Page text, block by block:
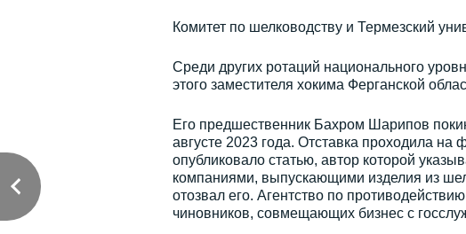
Комитет по шелководству и Термезский
Среди других ротаций национального
этого заместителя хокима Ферганской
Его предшественник Бахром Шарипов
августе 2023 года. Отставка проходила
опубликовало статью, автор которой
компаниями, выпускающими изделия из
отозвал его. Агентство по
чиновников, совмещающих бизнес с